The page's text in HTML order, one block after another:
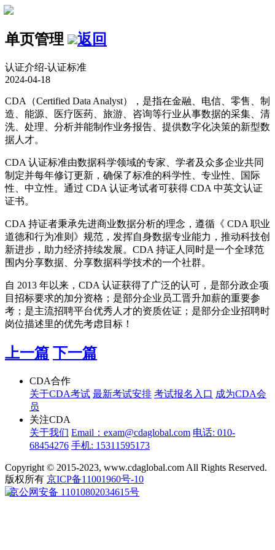
单页管理 返回
认证介绍-认证标准
2024-04-18
CDA（Certified Data Analyst），是指在金融、电信、零售、制
造、能源、医疗医药、旅游、咨询等行业从事数据的采集、清
洗、处理、分析并能制作业务报告、提供数字化决策的新型数
据人才。
CDA 认证标准由数据科学领域的专家、学者及众多企业共同
制定并每年修订更新，确保了标准的科学性、专业性、国际
性、中立性。通过 CDA 认证考试者可获得 CDA 中英文认证
证书。
CDA 持证者秉承先进商业数据分析的理念，遵循《 CDA 职业
道德和行为准则》规范，发挥自身数据专业能力，推动科技创
新进步，助力经济持续发展。CDA 持证人同时是一个全球范
围内分享数据、分享数据科学技术的一个社群。
自 2013 年以来，CDA 认证获得了广泛的认可，是部分政企项
目招标要求的加分资格；是部分企业员工晋升加薪的重要参
考；是主流招聘平台优秀人才的资质佐证；是部分企业招聘时
岗位描述里的优先考虑目标！
上一篇 下一篇
CDA合作
关于CDA考试 最新考试安排 考试报名入口 成为CDA会
员
关注CDA
关于我们 Email：exam@cdaglobal.com 电话: 010-
68454276 手机: 15311595173
Copyright © 2015-2023, www.cdaglobal.com All Rights Reserved.
版权所有 京ICP备11001960号-10
京公网安备 11010802034615号